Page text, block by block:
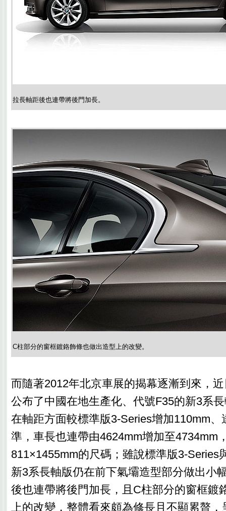
拉長軸距後也連帶將後門加長。
C柱部分的窗框鍍鉻飾條也做出造型上的改變。
而隨著2012年北京車展的揭幕逐漸到來，
公布了中國在地生產化、代號F35的新3系
在軸距方面較標準版3-Series增加110mm、
準，車長也連帶由4624mm增加至4734mm
811×1455mm的尺碼；雖說標準版3-Series
新3系長軸版仍在前下氣壩造型部分做出小
後也連帶將後門加長，且C柱部分的窗框鍍
上的改變，整體看來頗為修長且不顯累贅